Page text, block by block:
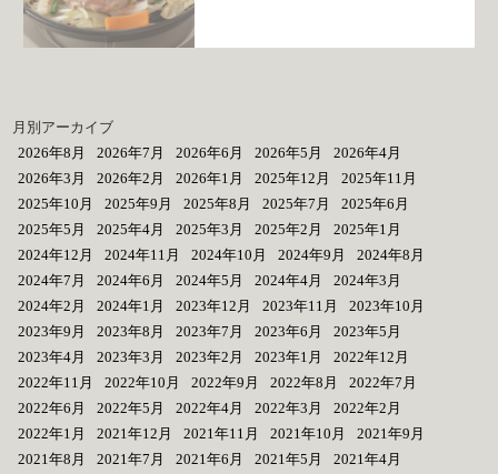
月別アーカイブ
2026年8月
2026年7月 2026年6月 2026年5月
2026年4月
2026年3月
2026年2月 2026年1月 2025年12月
2025年11月
2025年10月
2025年9月 2025年8月 2025年7月
2025年6月
2025年5月
2025年4月 2025年3月 2025年2月
2025年1月
2024年12月
2024年11月 2024年10月 2024年9月
2024年8月
2024年7月
2024年6月 2024年5月 2024年4月
2024年3月
2024年2月
2024年1月 2023年12月 2023年11月
2023年10月
2023年9月
2023年8月 2023年7月 2023年6月
2023年5月
2023年4月
2023年3月 2023年2月 2023年1月
2022年12月
2022年11月
2022年10月 2022年9月 2022年8月
2022年7月
2022年6月
2022年5月 2022年4月 2022年3月
2022年2月
2022年1月
2021年12月 2021年11月 2021年10月
2021年9月
2021年8月
2021年7月 2021年6月 2021年5月
2021年4月